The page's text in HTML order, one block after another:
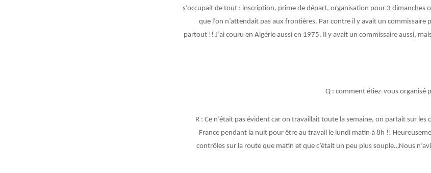
s’occupait de tout : inscription, prime de départ, organisation pour 3 dimanches
que l’on n’attendait pas aux frontières. Par contre il y avait un commissaire
partout !! J’ai couru en Algérie aussi en 1975. Il y avait un commissaire aussi,
Q : comment étiez-vous organisé
R : Ce n’était pas évident car on travaillait toute la semaine, on partait sur les
France pendant la nuit pour être au travail le lundi matin à 8h !!
contrôles sur la route que matin et que c’était un peu plus souple…Nous